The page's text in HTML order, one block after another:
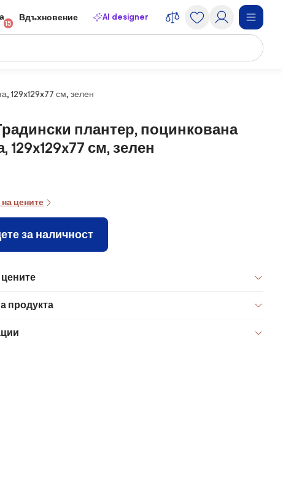
15
Вдъхновение AI designer
129x129x77 см, зелен
плантер, поцинкована
129x129x77 см, зелен
цените
за наличност
продукта